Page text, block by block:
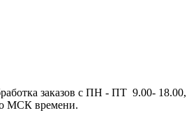
заказов с ПН - ПТ 9.00- 18.00,
МСК времени.